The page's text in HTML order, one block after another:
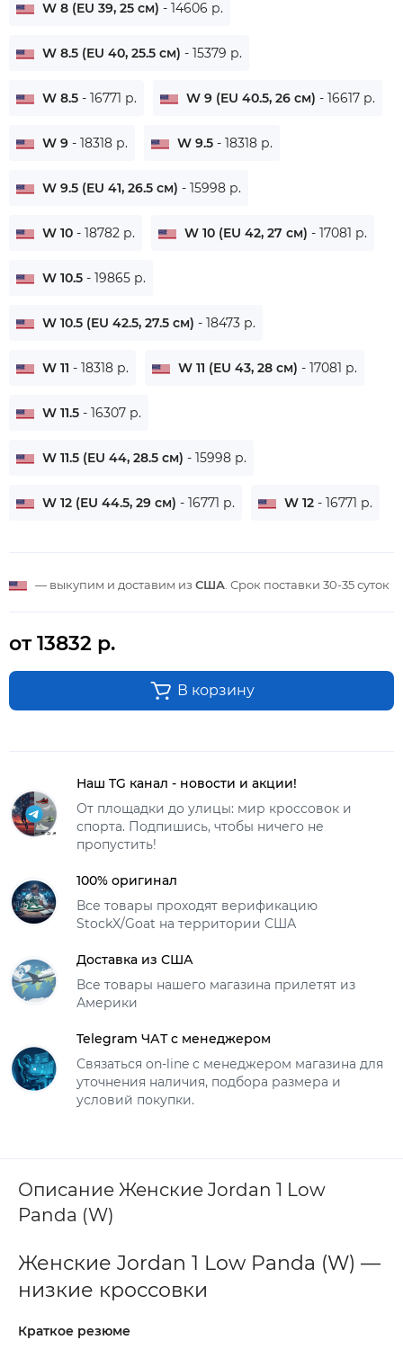
W 8 (EU 39, 25 см) - 14606 р.
W 8.5 (EU 40, 25.5 см) - 15379 р.
W 8.5 - 16771 р. W 9 (EU 40.5, 26 см) - 16617 р.
W 9 - 18318 р. W 9.5 - 18318 р.
W 9.5 (EU 41, 26.5 см) - 15998 р.
W 10 - 18782 р. W 10 (EU 42, 27 см) - 17081 р.
W 10.5 - 19865 р.
W 10.5 (EU 42.5, 27.5 см) - 18473 р.
W 11 - 18318 р. W 11 (EU 43, 28 см) - 17081 р.
W 11.5 - 16307 р.
W 11.5 (EU 44, 28.5 см) - 15998 р.
W 12 (EU 44.5, 29 см) - 16771 р. W 12 - 16771 р.
— выкупим и доставим из США . Срок поставки 30-35 суток
от 13832 р.
В корзину
Наш TG канал - новости и акции!
От площадки до улицы: мир кроссовок и
спорта. Подпишись, чтобы ничего не
пропустить!
100% оригинал
Все товары проходят верификацию
StockX/Goat на территории США
Доставка из США
Все товары нашего магазина прилетят из
Америки
Telegram ЧАТ с менеджером
Связаться on-line с менеджером магазина для
уточнения наличия, подбора размера и
условий покупки.
Описание Женские Jordan 1 Low
Panda (W)
Женские Jordan 1 Low Panda (W) —
низкие кроссовки
Краткое резюме